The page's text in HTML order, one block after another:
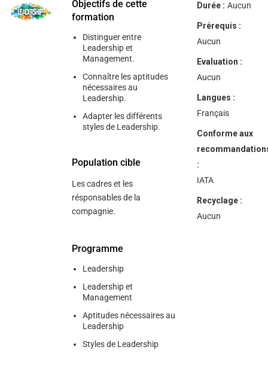
Objectifs de cette
formation
Distinguer entre
Leadership et
Management.
Connaître les aptitudes
nécessaires au
Leadership.
Adapter les différents
styles de Leadership.
Population cible
Les cadres et les
résponsables de la
compagnie.
Programme
Leadership
Leadership et
Management
Aptitudes nécessaires au
Leadership
Styles de Leadership
Durée : Aucun
Prérequis :
Aucun
Evaluation :
Aucun
Langues :
Français
Conforme aux
:
IATA
Recyclage :
Aucun